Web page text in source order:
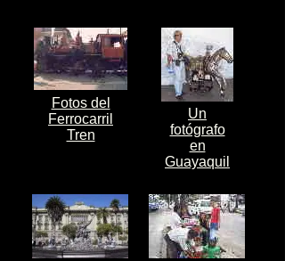
Un
fotógrafo
en
Guayaquil
Fotos del
Ferrocarril
Tren